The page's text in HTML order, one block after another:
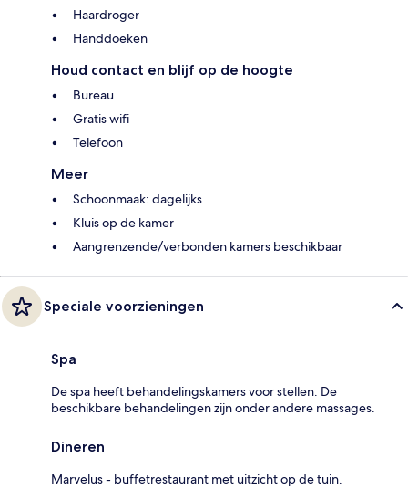
Haardroger
Handdoeken
Houd contact en blijf op de hoogte
Bureau
Gratis wifi
Telefoon
Meer
Schoonmaak: dagelijks
Kluis op de kamer
Aangrenzende/verbonden kamers beschikbaar
Speciale voorzieningen
Spa
De spa heeft behandelingskamers voor stellen. De
beschikbare behandelingen zijn onder andere massages.
Dineren
Marvelus - buffetrestaurant met uitzicht op de tuin.